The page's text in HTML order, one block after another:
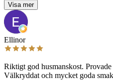
Visa mer
Ellinor
Riktigt god husmanskost.
Välkryddat och mycket goda